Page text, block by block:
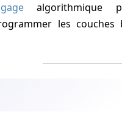
algorithmique
les couches